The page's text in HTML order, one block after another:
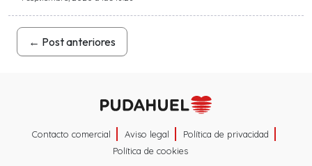
← Post anteriores
Contacto comercial Aviso legal
Política de privacidad
Política de cookies